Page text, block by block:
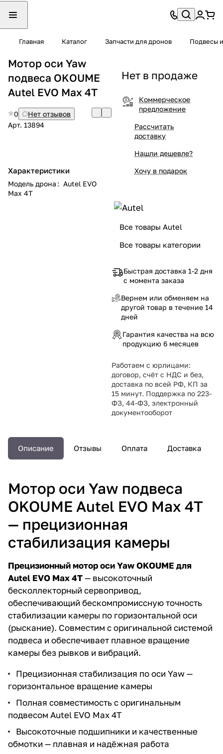
Главная Каталог Запчасти для дронов Подвесы
Мотор оси Yaw
подвеса OKOUME
Autel EVO Max 4T
0
Нет отзывов
Арт. 13894
Характеристики
Модель дрона : Autel EVO
Max 4T
Нет в продаже
Коммерческое
предложение
Рассчитать
доставку
Нашли дешевле?
Хочу в подарок
Все товары Autel
Все товары категории
Быстрая доставка 1-2 дня
с момента заказа
Вернем или обменяем на
другой товар в течение 14
дней
Гарантия качества на всю
продукцию 6 месяцев
Работаем с юрлицами:
договор, счёт с НДС и без,
доставка по всей РФ, КП за
15 минут. Поддержка по 223-
ФЗ, 44-ФЗ, электронный
документооборот
Описание Отзывы Оплата Доставка
Мотор оси Yaw подвеса
OKOUME Autel EVO Max 4T
— прецизионная
стабилизация камеры
Прецизионный мотор оси Yaw OKOUME для
Autel EVO Max 4T— высокоточный
бесколлекторный сервопривод,
обеспечивающий бескомпромиссную точность
стабилизации камеры по горизонтальной оси
(рыскание). Совместим с оригинальной системой
подвеса и обеспечивает плавное вращение
камеры без рывков и вибраций.
Прецизионная стабилизация по оси Yaw —
горизонтальное вращение камеры
Полная совместимость с оригинальным
подвесом Autel EVO Max 4T
Высокоточные подшипники и качественные
обмотки — плавная и надёжная работа